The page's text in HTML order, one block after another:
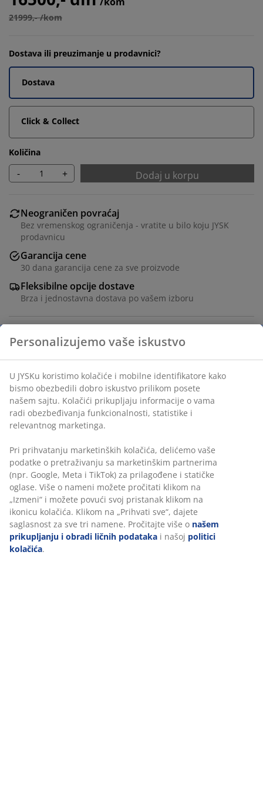
21999,- /kom
Dostava ili preuzimanje u prodavnici?
Dostava
Click & Collect
Količina
- + Dodaj u korpu
Neograničen povraćaj
Bez vremenskog ograničenja - vratite u bilo koju JYSK
prodavnicu
Garancija cene
30 dana garancija cene za sve proizvode
Fleksibilne opcije dostave
Brza i jednostavna dostava po vašem izboru
Okrugli baštenski sto sa pločom od veštačkog drveta.
Crni okvir i noge od čelika sa premazom u prahu.
Veštačko drvo ima izgled i teksturu prirodnog drveta,
ali ne zahteva održavanje. Sto ima 2 preklopna krila, pa
se može potpuno ili delimično sklopiti.
Š90xD18/54/90xV74 cm
Šifra artikla: 3726061
Uputstvo za montažu
Tehnički podaci
Personalizujemo vaše iskustvo
U JYSKu koristimo kolačiće i mobilne identifikatore kako
bismo obezbedili dobro iskustvo prilikom posete
našem sajtu. Kolačići prikupljaju informacije o vama
radi obezbeđivanja funkcionalnosti, statistike i
relevantnog marketinga.
Pri prihvatanju marketinških kolačića, delićemo vaše
podatke o pretraživanju sa marketinškim partnerima
(npr. Google, Meta i TikTok) za prilagođene i statičke
oglase. Više o nameni možete pročitati klikom na
„Izmeni“ i možete povući svoj pristanak klikom na
ikonicu kolačića. Klikom na „Prihvati sve“, dajete
saglasnost za sve tri namene. Pročitajte više o našem
prikupljanju i obradi ličnih podataka i našoj politici
kolačića.